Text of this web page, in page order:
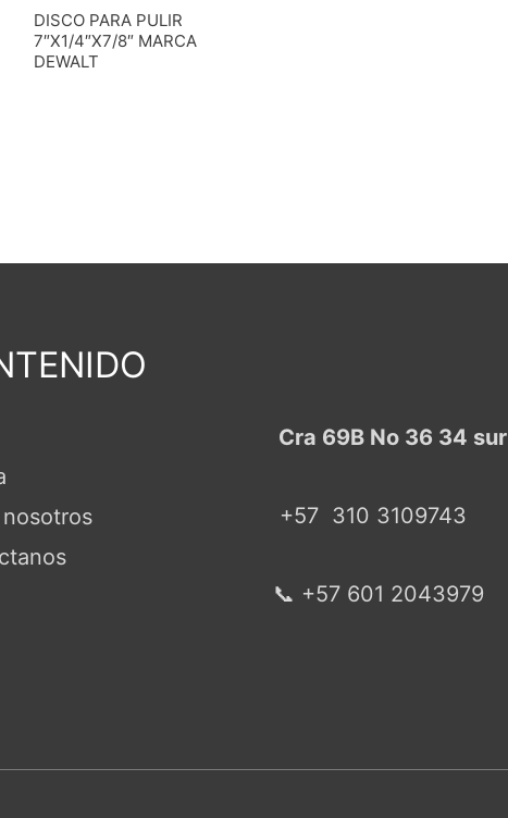
DISCO PARA PULIR
7″X1/4″X7/8″ MARCA
DEWALT
Cra 69B No 36 34 sur
+57 310 3109743
📞 +57 601 2043979